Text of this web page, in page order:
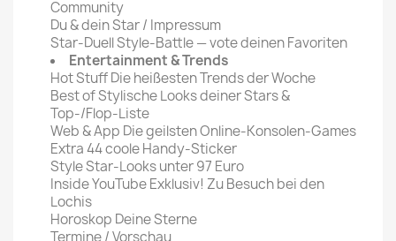
Community
Du & dein Star / Impressum
Star-Duell Style-Battle — vote deinen Favoriten
Entertainment & Trends
Hot Stuff Die heißesten Trends der Woche
Best of Stylische Looks deiner Stars &
Top-/Flop-Liste
Web & App Die geilsten Online-Konsolen-Games
Extra 44 coole Handy-Sticker
Style Star-Looks unter 97 Euro
Inside YouTube Exklusiv! Zu Besuch bei den
Lochis
Horoskop Deine Sterne